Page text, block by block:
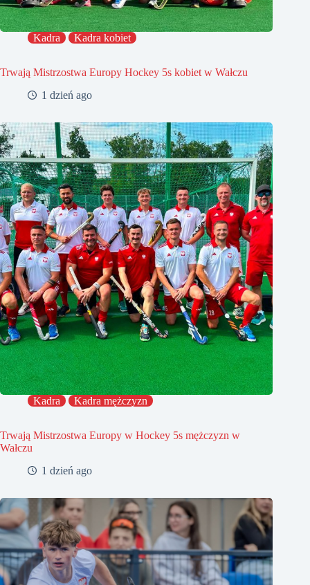
Kadra Kadra kobiet
Trwają Mistrzostwa Europy Hockey 5s kobiet w Wałczu
1 dzień ago
Kadra Kadra mężczyzn
Trwają Mistrzostwa Europy w Hockey 5s mężczyzn w
Wałczu
1 dzień ago